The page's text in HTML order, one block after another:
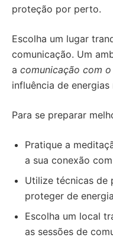
proteção por perto.
Escolha um lugar
comunicação. Um
a comunicação com
influência de energias
Para se preparar
Pratique a
a sua conexão
Utilize técnicas de
proteger de
Escolha um local
as sessões de